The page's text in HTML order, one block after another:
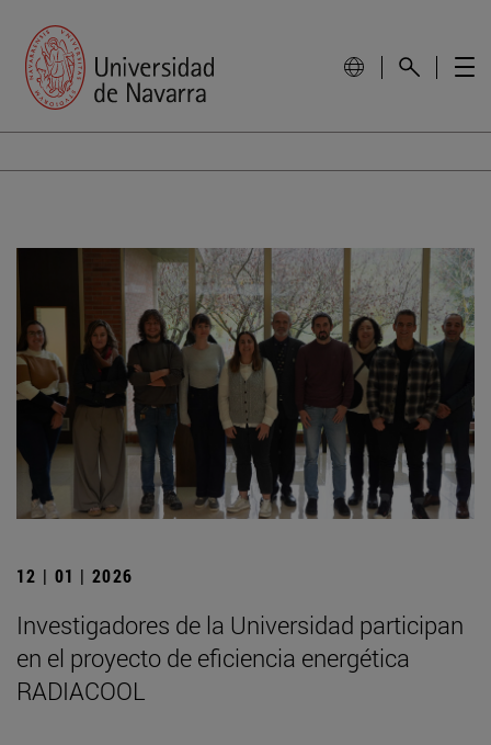
12 | 01 | 2026
Investigadores de la Universidad participan
en el proyecto de eficiencia energética
RADIACOOL